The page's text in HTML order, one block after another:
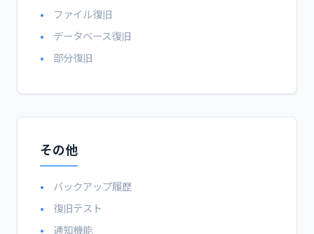
ファイル復旧
データベース復旧
部分復旧
その他
バックアップ履歴
復旧テスト
通知機能